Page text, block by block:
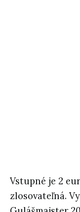
Vstupné je 2
zlosovateľná.